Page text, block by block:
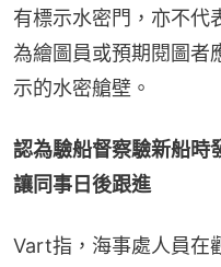
有標示水密門，亦不代
為繪圖員或預期閱圖者
示的水密艙壁。
認為驗船督察驗新船時
讓同事日後跟進
Vart指，海事處人員在